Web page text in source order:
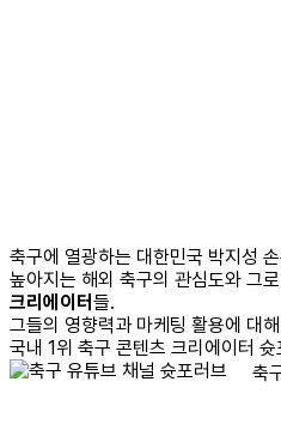
축구에 열광하는 대한민국 박지성
높아지는 해외 축구의 관심도와 그
크리에이터 들.
그들의 영향력과 마케팅 활용에 대
국내 1위 축구 콘텐츠 크리에이터 슛
축